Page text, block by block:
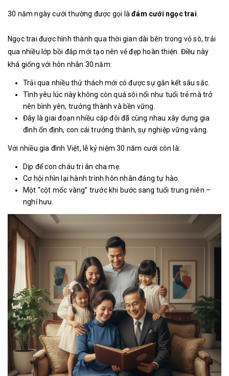
30 năm ngày cưới thường được gọi là đám cưới ngọc trai
Ngọc trai được hình thành qua thời gian dài bên trong vỏ sò, trải
qua nhiều lớp bồi đắp mới tạo nên vẻ đẹp hoàn thiện. Điều này
khá giống với hôn nhân 30 năm:
Trải qua nhiều thử thách mới có được sự gắn kết sâu sắc.
Tình yêu lúc này không còn quá sôi nổi như tuổi trẻ mà trở
nên bình yên, trưởng thành và bền vững.
Đây là giai đoạn nhiều cặp đôi đã cùng nhau xây dựng gia
đình ổn định, con cái trưởng thành, sự nghiệp vững vàng.
Với nhiều gia đình Việt, lễ kỷ niệm 30 năm cưới còn là:
Dịp để con cháu tri ân cha mẹ.
Cơ hội nhìn lại hành trình hôn nhân đáng tự hào.
Một “cột mốc vàng” trước khi bước sang tuổi trung niên –
nghỉ hưu.